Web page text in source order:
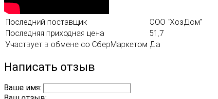
Последний поставщик
ООО "ХозДом"
Последняя приходная цена
51,7
Участвует в обмене со СберМаркетом Да
Написать отзыв
Ваше имя: